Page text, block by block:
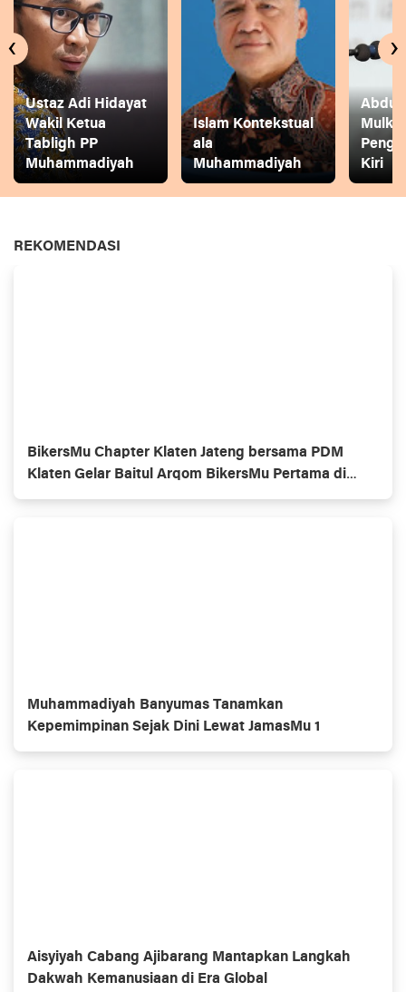
Ustaz Adi Hidayat
Wakil Ketua
Tabligh PP
Muhammadiyah
Islam Kontekstual
ala
Muhammadiyah
Abdul
Kiri
‹ ›
REKOMENDASI
BikersMu Chapter Klaten Jateng bersama PDM
Klaten Gelar Baitul Arqom BikersMu Pertama di
Indonesia, Inovasi Dakwah Komunitas
Muhammadiyah Banyumas Tanamkan
Kepemimpinan Sejak Dini Lewat JamasMu 1
Aisyiyah Cabang Ajibarang Mantapkan Langkah
Dakwah Kemanusiaan di Era Global